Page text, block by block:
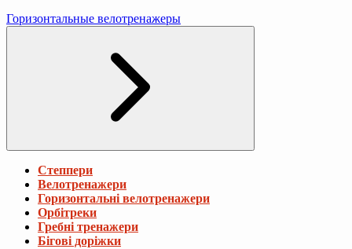
Горизонтальные велотренажеры
Степпери
Велотренажери
Горизонтальні велотренажери
Орбітреки
Гребні тренажери
Бігові доріжки